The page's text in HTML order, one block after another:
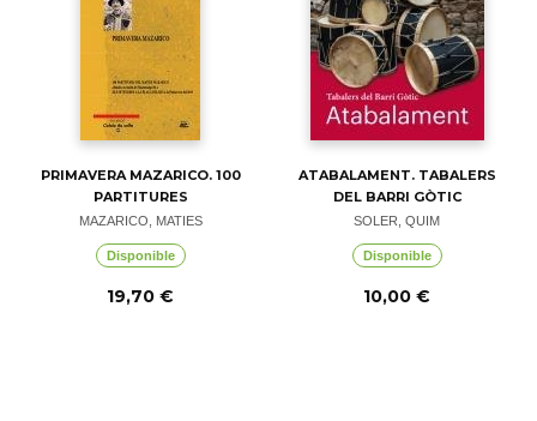
PRIMAVERA MAZARICO. 100
PARTITURES
MAZARICO, MATIES
Disponible
19,70 €
ATABALAMENT. TABALERS
DEL BARRI GÒTIC
SOLER, QUIM
Disponible
10,00 €